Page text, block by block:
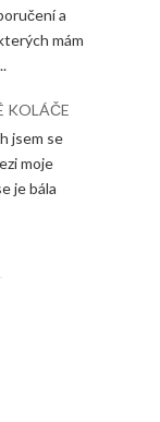
a
mám
KOLÁČE
jsem se
moje
je bála